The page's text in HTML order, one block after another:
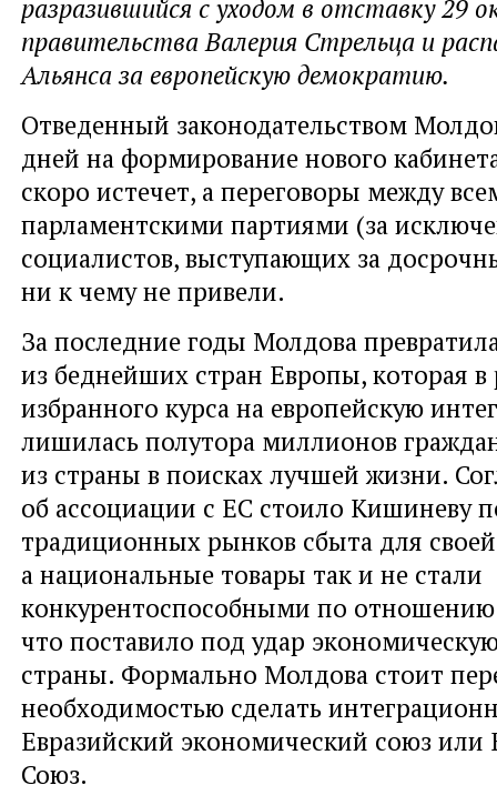
разразившийся с уходом в отставку 29
правительства Валерия Стрельца и
Альянса за европейскую демократию.
Отведенный законодательством
дней на формирование нового
скоро истечет, а переговоры между
парламентскими партиями (за
социалистов, выступающих за
ни к чему не привели.
За последние годы Молдова
из беднейших стран Европы, которая в
избранного курса на европейскую
лишилась полутора миллионов
из страны в поисках лучшей жизни.
об ассоциации с ЕС стоило Кишиневу
традиционных рынков сбыта для
а национальные товары так и не стали
конкурентоспособными по
что поставило под удар
страны. Формально Молдова стоит
необходимостью сделать
Евразийский экономический союз или
Союз.